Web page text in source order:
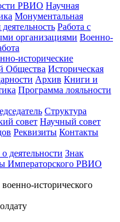
РВИО Научная
Монументальная
Работа с
организациями Военно-
исторические
Общества Историческая
Архив Книги и
Программа лояльности
Структура
совет Научный совет
Реквизиты Контакты
деятельности Знак
Императорского РВИО
исторического